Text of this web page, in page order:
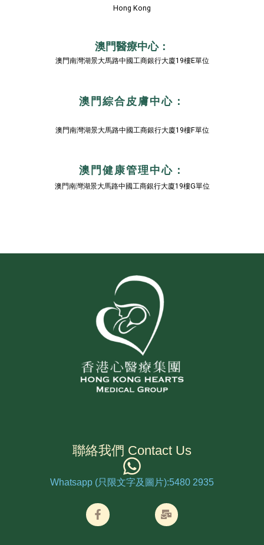
Hong Kong
澳門醫療中心：
澳門南灣湖景大馬路中國工商銀行大廈19樓E單位
澳門綜合皮膚中心：
澳門南灣湖景大馬路中國工商銀行大廈19樓F單位
澳門健康管理中心：
澳門南灣湖景大馬路中國工商銀行大廈19樓G單位
聯絡我們 Contact Us
Whatsapp (只限文字及圖片):5480 2935
F
a
c
M
a
i